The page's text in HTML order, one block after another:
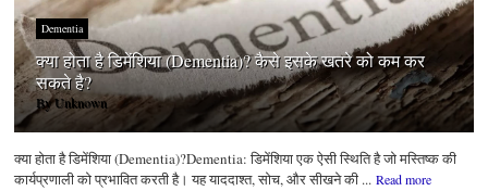
Dementia
क्या होता है डिमेंशिया (Dementia)? कैसे इसके खतरे को कम कर
सकते है?
ByUnknown
क्या होता है डिमेंशिया (Dementia)?Dementia: डिमेंशिया एक ऐसी स्थिति है जो मस्तिष्क की
कार्यप्रणाली को प्रभावित करती है। यह याददाश्त, सोच, और सीखने की ... Read more